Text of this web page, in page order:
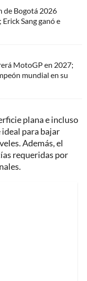
de Bogotá 2026
Sang ganó e
MotoGP en 2027;
mundial en su
plana e incluso
ideal para bajar
Además, el
requeridas por